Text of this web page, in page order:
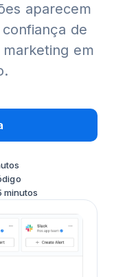
aparecem
de
marketing em
minutos